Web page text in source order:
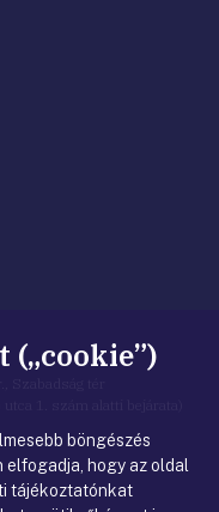
Szabadság tér
1. szám alatti bejárata)
(„cookie”)
böngészés
elfogadja, hogy az oldal
tájékoztatónkat